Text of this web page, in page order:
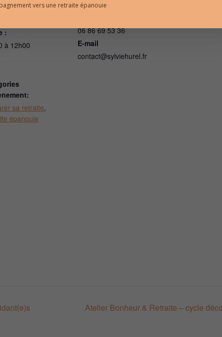
:
à 12h00
sa retraite,
épanouie
Sylvie Hurel
06 86 69 53 36
E-mail
contact@sylviehurel.fr
Atelier Bonheur & Retraite – cycle
vers une retraite épanouie